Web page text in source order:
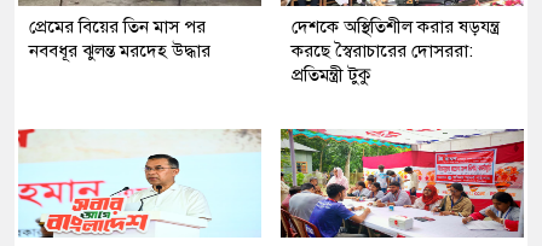
প্রেমের বিয়ের তিন মাস পর
নববধূর ঝুলন্ত মরদেহ উদ্ধার
দেশকে অস্থিতিশীল করার ষড়যন্ত্র
করছে স্বৈরাচারের দোসররা:
প্রতিমন্ত্রী টুকু